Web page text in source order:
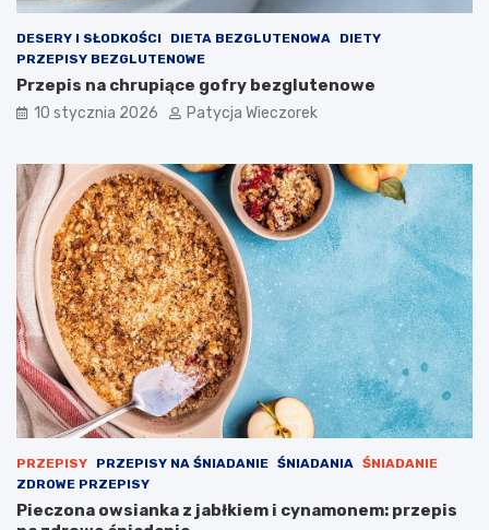
DESERY I SŁODKOŚCI DIETA BEZGLUTENOWA
DIETY
PRZEPISY BEZGLUTENOWE
Przepis na chrupiące gofry bezglutenowe
10 stycznia 2026 Patycja Wieczorek
PRZEPISY PRZEPISY NA ŚNIADANIE ŚNIADANIA
ŚNIADANIE
ZDROWE PRZEPISY
Pieczona owsianka z jabłkiem i cynamonem: przepis